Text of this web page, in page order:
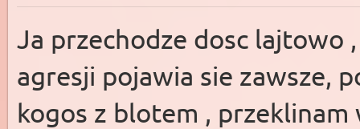
Ja przechodze dosc lajtowo
agresji pojawia sie zawsze,
kogos z blotem ,